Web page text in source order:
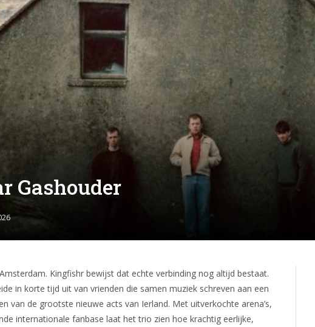
Gashouder
Kingfishr bewijst dat echte verbinding nog altijd bestaat.
in korte tijd uit van vrienden die samen muziek schreven aan een
van de grootste nieuwe acts van Ierland. Met uitverkochte arena’s,
internationale fanbase laat het trio zien hoe krachtig eerlijke,